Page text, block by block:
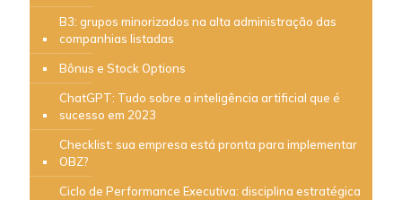
B3: grupos minorizados na alta administração das
companhias listadas
Bônus e Stock Options
ChatGPT: Tudo sobre a inteligência artificial que é
sucesso em 2023
Checklist: sua empresa está pronta para implementar
OBZ?
Ciclo de Performance Executiva: disciplina estratégica